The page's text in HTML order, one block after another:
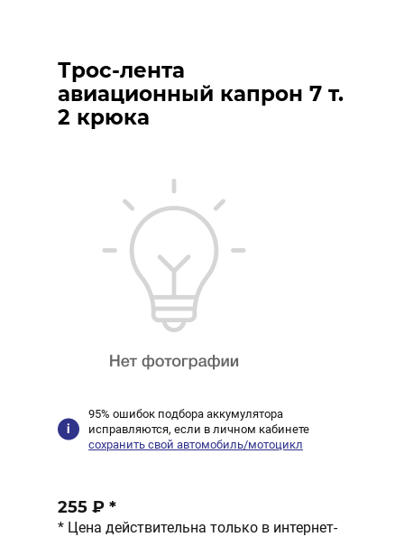
Трос-лента
авиационный капрон 7 т.
2 крюка
95% ошибок подбора аккумулятора
исправляются, если в личном кабинете
сохранить свой автомобиль/мотоцикл
255 ₽ *
* Цена действительна только в интернет-